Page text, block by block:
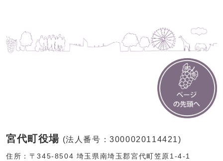
宮代町役場 (法人番号：3000020114421)
住所：〒345-8504 埼玉県南埼玉郡宮代町笠原1-4-1